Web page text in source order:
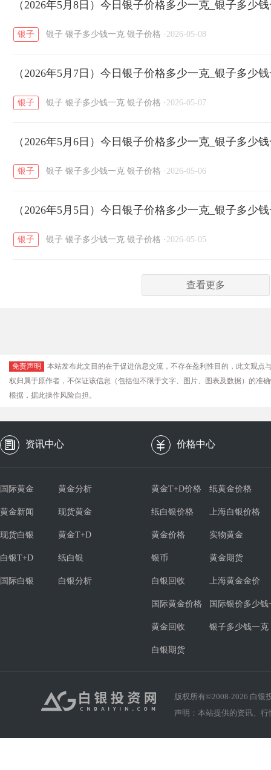
开国纪念币 大清银币 / 长城币 / 老
菜百 周生生 周大生
六福 / 金至尊 / 潮宏基 / 亚一金店
（2026年5月8日）今日银子价格多少一克_银子多少
银子 银子 银子多少钱一克 银子价格 · 2026-05-08
（2026年5月7日）今日银子价格多少一克_银子多少
银子 银子 银子多少钱一克 银子价格 · 2026-05-07
（2026年5月6日）今日银子价格多少一克_银子多少
银子 银子 银子多少钱一克 银子价格 · 2026-05-06
（2026年5月5日）今日银子价格多少一克_银子多少
银子 银子 银子多少钱一克 银子价格 · 2026-05-05
查看更多
免责声明
本站发布此文目的在于促进信息交流，不存在盈利性目的，此文观
权归属于原作者，不保证该信息（包括但不限于文字、图片、图表及数据）的准
根据，据此操作风险自担。
资讯中心 价格中心
国际黄金 黄金分析
黄金新闻 现货黄金
现货白银 黄金T+D
白银T+D 纸白银
国际白银 白银分析
黄金T+D价格 纸黄金价格
纸白银价格 上海白银价格
黄金价格 实物黄金
银币 黄金期货
白银回收 上海黄金金价
国际黄金价格 国际银价多少钱
黄金回收 银子多少钱一克
白银期货
版权所有©2008-2026 白银
声明：本站提供的资讯、